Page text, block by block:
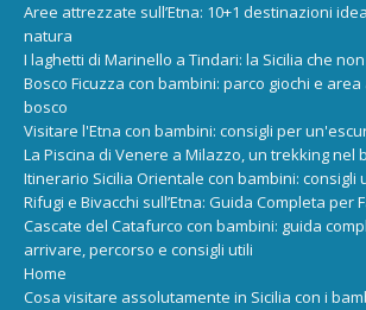
Aree attrezzate sull’Etna: 10+1 destinazioni
natura
I laghetti di Marinello a Tindari: la Sicilia che
Bosco Ficuzza con bambini: parco giochi e
bosco
Visitare l'Etna con bambini: consigli per
La Piscina di Venere a Milazzo, un trekking nel
Itinerario Sicilia Orientale con bambini: consigli
Rifugi e Bivacchi sull’Etna: Guida Completa per
Cascate del Catafurco con bambini: guida
arrivare, percorso e consigli utili
Home
Cosa visitare assolutamente in Sicilia con i